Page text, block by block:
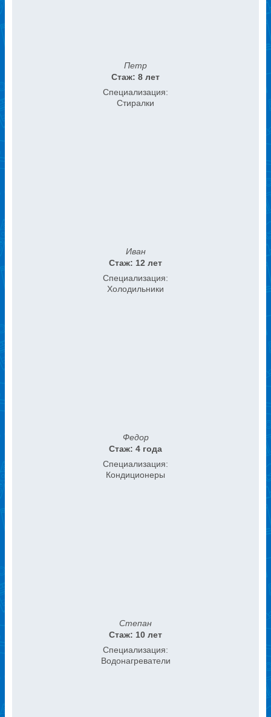
Петр
Стаж: 8 лет
Специализация:
Стиралки
Иван
Стаж: 12 лет
Специализация:
Холодильники
Федор
Стаж: 4 года
Специализация:
Кондиционеры
Степан
Стаж: 10 лет
Специализация:
Водонагреватели